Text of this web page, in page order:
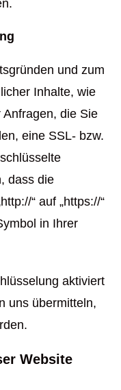
und zum
Inhalte, wie
die Sie
eine SSL- bzw.
dass die
“ auf „https://“
in Ihrer
aktiviert
uns übermitteln,
Website